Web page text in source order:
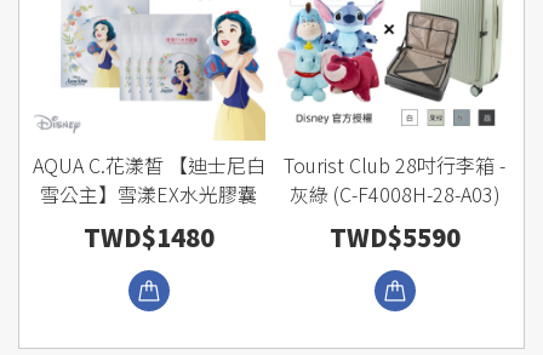
AQUA C.花漾皙 【迪士尼白
雪公主】雪漾EX水光膠囊
TWD$1480
Tourist Club 28吋行李箱 -
灰綠 (C-F4008H-28-A03)
TWD$5590